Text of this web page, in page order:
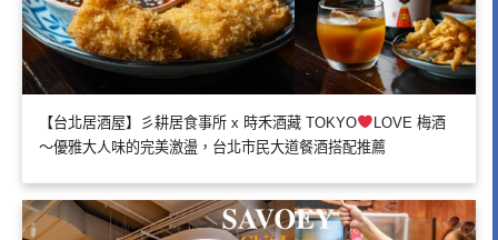
【台北居酒屋】彡耕居食事所 x 時禾酒藏 TOKYO
LOVE 梅酒
～優雅大人味的完美激盪，台北市民大道餐酒搭配推薦